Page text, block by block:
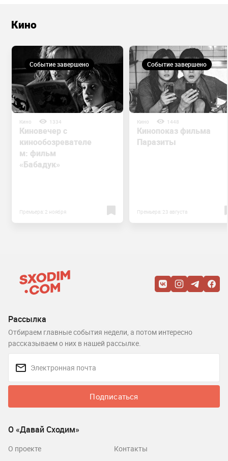
Кино
Событие завершено
Кино 1334
Киновечер с
кинообозревателе
м: фильм
«Бабадук»
Премьера: 2 ноября
Событие завершено
Кино 1448
Кинопоказ фильма
Паразиты
Премьера: 23 августа
Рассылка
Отбираем главные события недели, а потом интересно
рассказываем о них в нашей рассылке.
Подписаться
О «Давай Сходим»
О проекте Контакты